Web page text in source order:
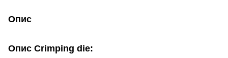
Опис
Опис Crimping die: